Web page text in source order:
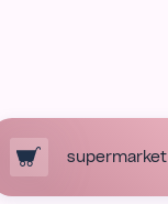
supermarket